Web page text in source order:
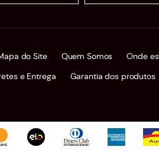
do Site Quem Somos Onde
e Entrega Garantia dos produtos